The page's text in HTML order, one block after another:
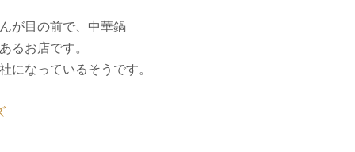
が目の前で、中華鍋
るお店です。
になっているそうです。